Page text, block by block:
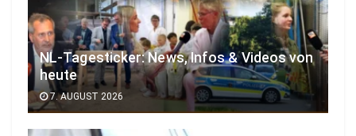
NL-Tagesticker: News, Infos & Videos von
heute
7. AUGUST 2026